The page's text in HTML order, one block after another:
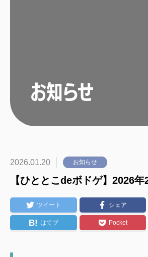
お知らせ
2026.01.20 お知らせ
【ひととこdeボドゲ】2026
ツイート シェア
B! はてブ Pocket